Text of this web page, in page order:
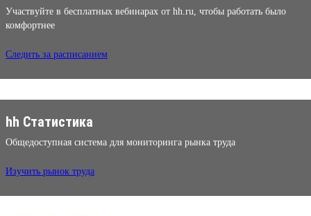
Участвуйте в бесплатных вебинарах от hh.ru, чтобы работать было
комфортнее
Следить за расписанием
hh Статистика
Общедоступная система для мониторинга рынка труда
Изучить рынок труда